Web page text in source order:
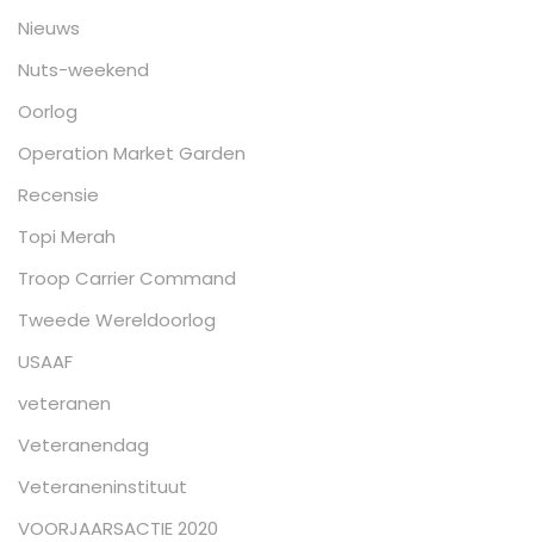
Nieuws
Nuts-weekend
Oorlog
Operation Market Garden
Recensie
Topi Merah
Troop Carrier Command
Tweede Wereldoorlog
USAAF
veteranen
Veteranendag
Veteraneninstituut
VOORJAARSACTIE 2020